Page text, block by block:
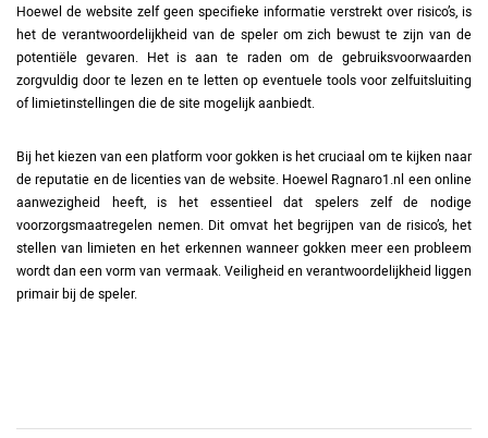
Hoewel de website zelf geen specifieke informatie verstrekt over risico’s, is
het de verantwoordelijkheid van de speler om zich bewust te zijn van de
potentiële gevaren. Het is aan te raden om de gebruiksvoorwaarden
zorgvuldig door te lezen en te letten op eventuele tools voor zelfuitsluiting
of limietinstellingen die de site mogelijk aanbiedt.
Bij het kiezen van een platform voor gokken is het cruciaal om te kijken naar
de reputatie en de licenties van de website. Hoewel Ragnaro1.nl een online
aanwezigheid heeft, is het essentieel dat spelers zelf de nodige
voorzorgsmaatregelen nemen. Dit omvat het begrijpen van de risico’s, het
stellen van limieten en het erkennen wanneer gokken meer een probleem
wordt dan een vorm van vermaak. Veiligheid en verantwoordelijkheid liggen
primair bij de speler.